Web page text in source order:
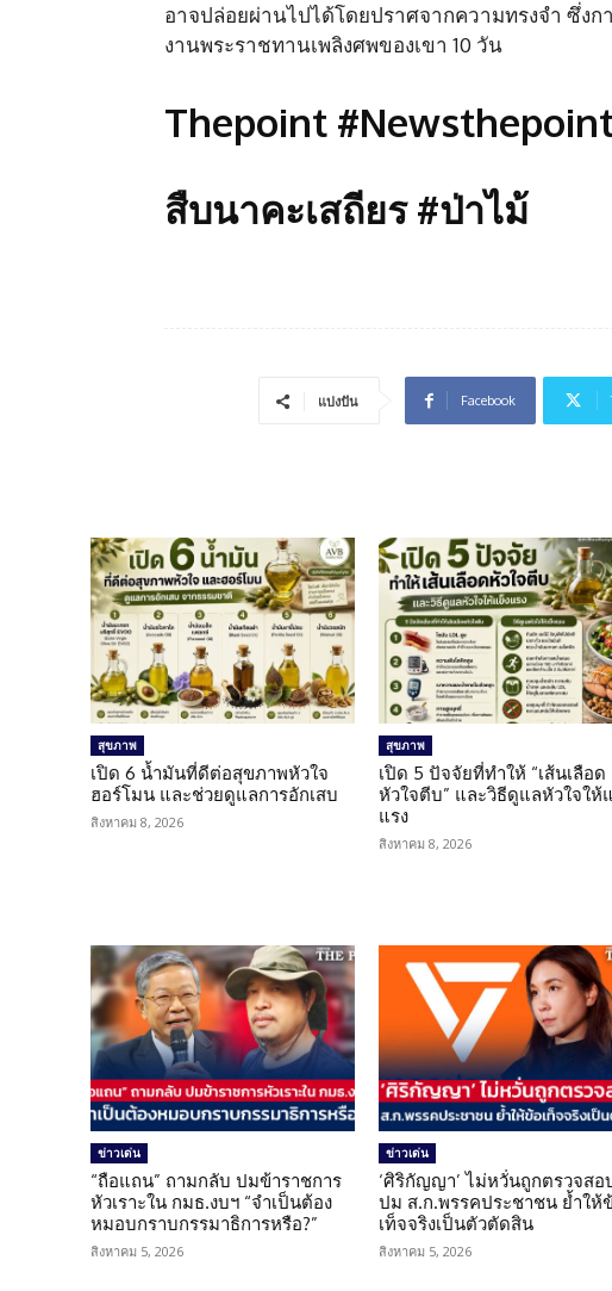
อาจปล่อยผ่านไปได้โดยปราศจากความทรงจำ ซึ่ง
งานพระราชทานเพลิงศพของเขา 10 วัน
Thepoint
สืบนาคะเสถียร #ป่าไม้
แบ่งปัน Facebook
สุขภาพ
เปิด 6 น้ำมันที่ดีต่อสุขภาพหัวใจ
ฮอร์โมน และช่วยดูแลการอักเสบ
สิงหาคม 8, 2026
สุขภาพ
เปิด 5 ปัจจัยที่ทำให้ “เส้นเลือด
หัวใจตีบ” และวิธีดูแลหัวใจให้
แรง
สิงหาคม 8, 2026
ข่าวเด่น
“ถือแถน” ถามกลับ ปมข้าราชการ
หัวเราะใน กมธ.งบฯ “จำเป็นต้อง
หมอบกราบกรรมาธิการหรือ?”
สิงหาคม 5, 2026
ข่าวเด่น
‘ศิริกัญญา’ ไม่หวั่นถูกตรวจสอ
ปม ส.ก.พรรคประชาชน ย้ำให้
เท็จจริงเป็นตัวตัดสิน
สิงหาคม 5, 2026